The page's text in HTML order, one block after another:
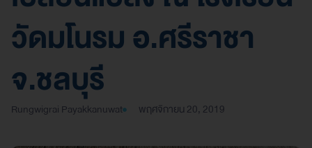
วัดมโนรม อ.ศรีราชา
จ.ชลบุรี
Rungwigrai Payakkanuwat พฤศจิกายน 20, 2019